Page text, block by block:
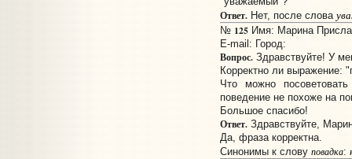
Ответ.Нет, после слова
№ 125Имя: Марина
E-mail: Город:
Вопрос.Здравствуйте! У
Корректно ли выражение:
Что можно
поведение не похоже на
Большое спасибо!
Ответ.Здравствуйте,
Да, фраза корректна.
Синонимы к слову повадка: